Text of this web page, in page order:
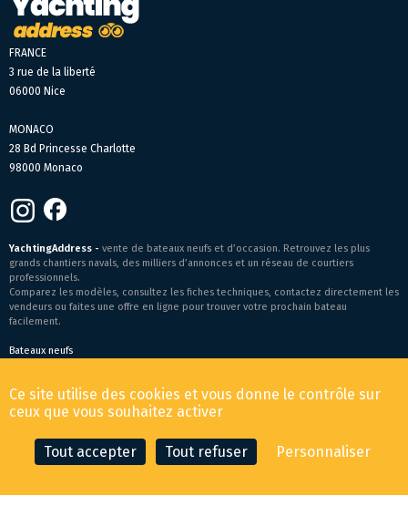
CONTACTER LE COURTIER FAIRE UNE OFFRE
FRANCE
3 rue de la liberté
06000 Nice
MONACO
28 Bd Princesse Charlotte
98000 Monaco
YachtingAddress - vente de bateaux neufs et d’occasion. Retrouvez les plus
grands chantiers navals, des milliers d’annonces et un réseau de courtiers
professionnels.
Comparez les modèles, consultez les fiches techniques, contactez directement les
vendeurs ou faites une offre en ligne pour trouver votre prochain bateau
facilement.
Bateaux neufs
© 2026 YachtingAddress.com
Ce site utilise des cookies et vous donne le contrôle sur
ceux que vous souhaitez activer
Tout accepter Tout refuser Personnaliser